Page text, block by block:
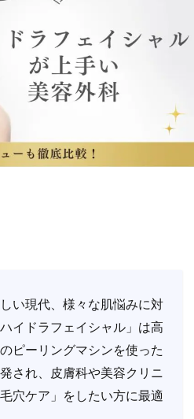
い現代、様々な肌悩みに対
イドラフェイシャル」は高
ピーリングマシンを使った
され、皮膚科や美容クリニ
穴ケア」をしたい方に最適